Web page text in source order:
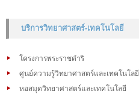
บริการวิทยาศาสตร์-เทคโนโลยี
โครงการพระราชดำริ
ศูนย์ความรู้วิทยาศาสตร์และเทคโนโลยี
หอสมุดวิทยาศาสตร์และเทคโนโลยี